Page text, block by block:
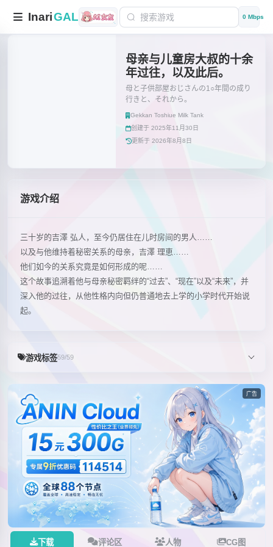
InariGAL 0 Mbps
母亲与儿童房大叔的十余
年过往，以及此后。
母と子供部屋おじさんの1○年間の成り
行きと、それから。
Gekkan Toshiue Milk Tank
创建于 2025年11月30日
更新于 2026年8月8日
游戏介绍
三十岁的吉澤 弘人，至今仍居住在儿时房间的男人……
以及与他维持着秘密关系的母亲，吉澤 理恵……
他们如今的关系究竟是如何形成的呢……
这个故事追溯着他与母亲秘密羁绊的“过去”、“现在”以及“未来”，并
深入他的过往，从他性格内向但仍普通地去上学的小学时代开始说
起。
游戏标签59/59
广告
下载 评论区 人物 CG图